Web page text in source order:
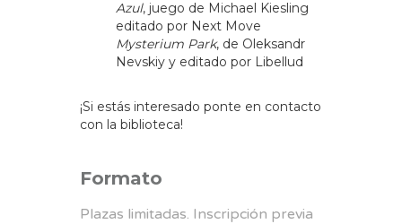
Azul, juego de Michael Kiesling
editado por Next Move
Mysterium Park, de Oleksandr
Nevskiy y editado por Libellud
¡Si estás interesado ponte en contacto
con la biblioteca!
Formato
Plazas limitadas. Inscripción previa